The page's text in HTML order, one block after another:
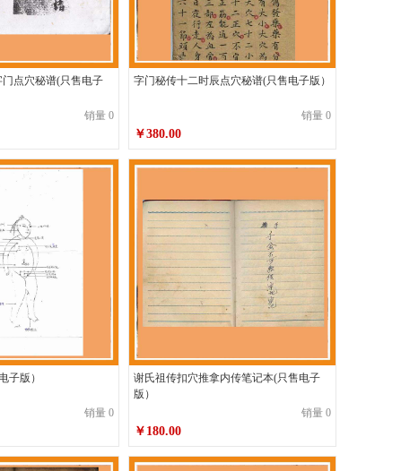
点穴秘谱(只售电子
销量 0
字门秘传十二时辰点穴秘谱(只售电子版）
销量 0
￥380.00
只售电子版）
销量 0
谢氏祖传扣穴推拿内传笔记本(只售电子
版）
销量 0
￥180.00